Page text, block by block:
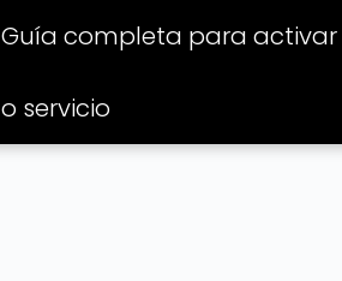
Guía completa para
o servicio